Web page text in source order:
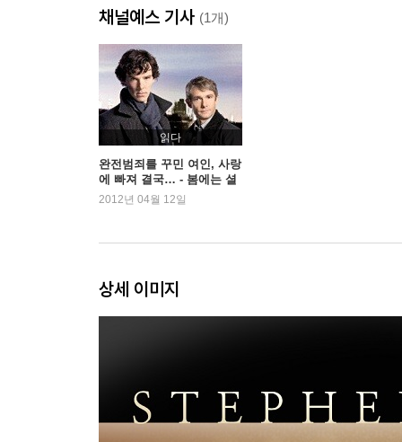
채널예스 기사 (1개)
읽다
완전범죄를 꾸민 여인, 사랑
에 빠져 결국… - 봄에는 셜
록을!
2012년 04월 12일
상세 이미지